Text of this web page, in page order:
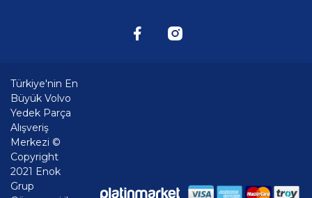
Türkiye'nin En
Büyük Volvo
Yedek Parça
Alışveriş
Merkezi ©
Copyright
2021 Enok
Grup